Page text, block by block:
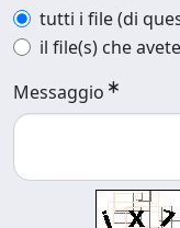
tutti i file (di
il file(s) che
Messaggio